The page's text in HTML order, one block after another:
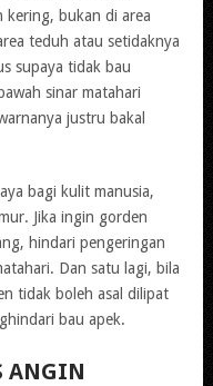
kering, bukan di area
teduh atau setidaknya
supaya tidak bau
sinar matahari
justru bakal
bagi kulit manusia,
Jika ingin gorden
hindari pengeringan
Dan satu lagi, bila
tidak boleh asal dilipat
bau apek.
ANGIN